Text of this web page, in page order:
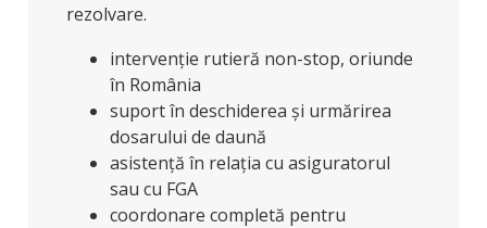
rezolvare.
intervenție rutieră non-stop, oriunde
în România
suport în deschiderea și urmărirea
dosarului de daună
asistență în relația cu asiguratorul
sau cu FGA
coordonare completă pentru